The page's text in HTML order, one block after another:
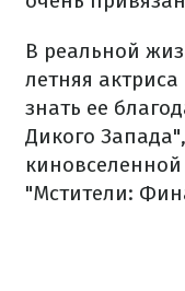
В реальной
летняя
знать ее
Дикого
"Мстители: